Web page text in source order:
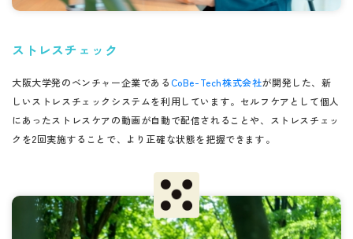
ストレスチェック
大阪大学発のベンチャー企業であるCoBe-Tech株式会社が開発した、新
しいストレスチェックシステムを利用しています。セルフケアとして個人
にあったストレスケアの動画が自動で配信されることや、ストレスチェッ
クを2回実施することで、より正確な状態を把握できます。